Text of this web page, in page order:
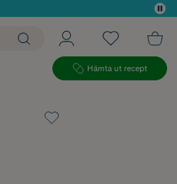
Hämta ut recept